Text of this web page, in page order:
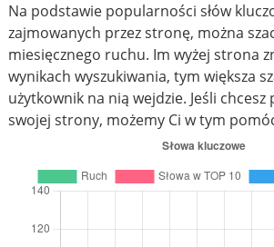
Na podstawie popularności słów
zajmowanych przez stronę, można
miesięcznego ruchu. Im wyżej strona
wynikach wyszukiwania, tym większa
użytkownik na nią wejdzie. Jeśli
swojej strony, możemy Ci w tym